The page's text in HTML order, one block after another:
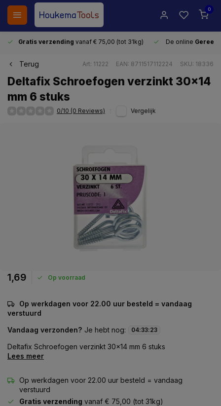
0
Gratis verzending vanaf € 75,00 (tot 31kg) De online
Terug Art: 11222 EAN: 8711517112224 SKU: 18336
Deltafix Schroefogen verzinkt 30x14
mm 6 stuks
0/10 (0 Reviews) Vergelijk
1,69 Op voorraad
Op werkdagen voor 22.00 uur besteld = vandaag
verstuurd
Vandaag verzonden? Je hebt nog: 04:33:23
Deltafix Schroefogen verzinkt 30x14 mm 6 stuks
Lees meer
Op werkdagen voor 22.00 uur besteld = vandaag
verstuurd
Gratis verzending vanaf € 75,00 (tot 31kg)